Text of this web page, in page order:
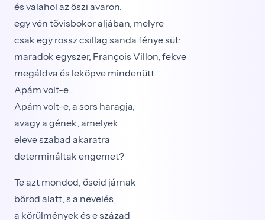
és valahol az őszi avaron,
egy vén tövisbokor aljában, melyre
csak egy rossz csillag sanda fénye süt:
maradok egyszer, François Villon, fekve
megáldva és leköpve mindenütt.
Apám volt-e…
Apám volt-e, a sors haragja,
avagy a gének, amelyek
eleve szabad akaratra
determináltak engemet?
Te azt mondod, őseid járnak
bőröd alatt, s a nevelés,
a körülmények és e század